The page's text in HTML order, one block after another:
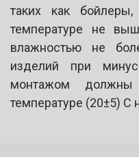
таких как
температуре не
влажностью не
изделий при
монтажом
температуре (20±5) С